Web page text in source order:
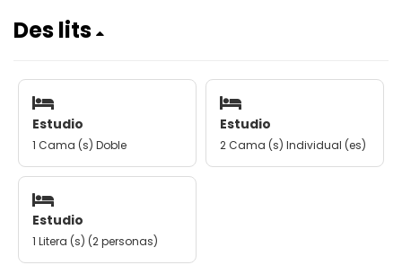
Des lits
Estudio
1 Cama (s) Doble
Estudio
2 Cama (s) Individual (es)
Estudio
1 Litera (s) (2 personas)